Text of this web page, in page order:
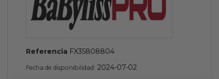
Referencia FX35808804
Fecha de disponibilidad: 2024-07-02